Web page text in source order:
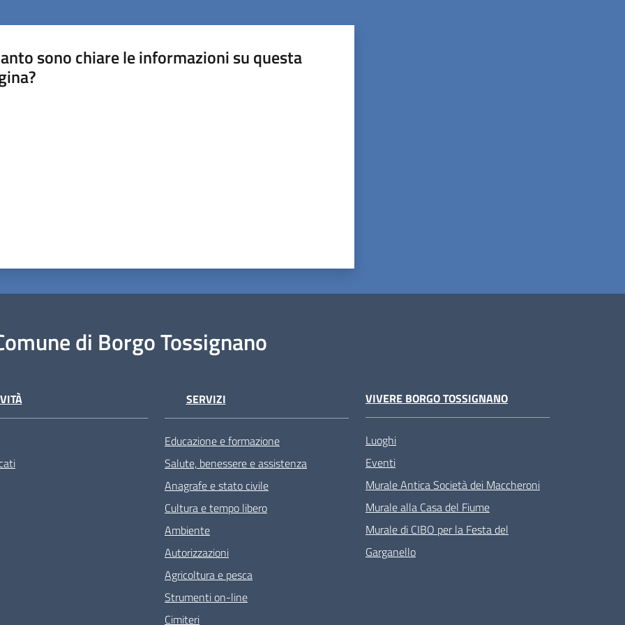
sono chiare le informazioni su questa
di Borgo Tossignano
SERVIZI
Educazione e formazione
Salute, benessere e assistenza
Anagrafe e stato civile
Cultura e tempo libero
Ambiente
Autorizzazioni
Agricoltura e pesca
Strumenti on-line
Cimiteri
VIVERE BORGO TOSSIGNANO
Luoghi
Eventi
Murale Antica Società dei Maccheroni
Murale alla Casa del Fiume
Murale di CIBO per la Festa del
Garganello